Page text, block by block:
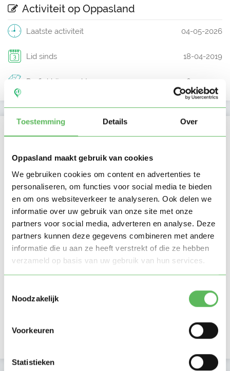
Toestemming Details Over
Oppasland maakt gebruik van cookies
We gebruiken cookies om content en advertenties te
personaliseren, om functies voor social media te bieden
en om ons websiteverkeer te analyseren. Ook delen we
informatie over uw gebruik van onze site met onze
partners voor social media, adverteren en analyse. Deze
partners kunnen deze gegevens combineren met andere
informatie die u aan ze heeft verstrekt of die ze hebben
verzameld op basis van uw gebruik van hun services.
Noodzakelijk
Voorkeuren
Statistieken
Activiteit op Oppasland
Laatste activiteit 04-05-2026
Lid sinds 18-04-2019
Profiel bijgewerkt 18-04-2019
Locatie oppasadres (Gorinchem)